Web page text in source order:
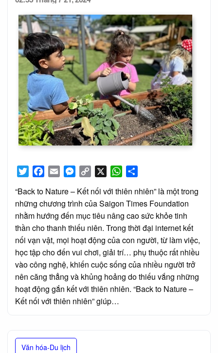
TwitterFacebook
Email Messenger
Copy
WhatsApp
“Back to Nature – Kết nối với thiên nhiên” là một trong
những chương trình của Saigon Times Foundation
nhằm hướng đến mục tiêu nâng cao sức khỏe tinh
thần cho thanh thiếu niên. Trong thời đại internet kết
nối vạn vật, mọi hoạt động của con người, từ làm việc,
học tập cho đến vui chơi, giải trí… phụ thuộc rất nhiều
vào công nghệ, khiến cuộc sống của nhiều người trở
nên căng thẳng và khủng hoảng do thiếu vắng những
hoạt động gắn kết với thiên nhiên. “Back to Nature –
Kết nối với thiên nhiên” giúp…
on
Văn hóa-Du lịch